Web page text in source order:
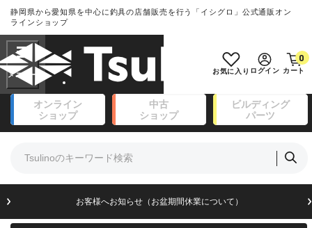
静岡県から愛知県を中心に釣具の店舗販売を行う「イシグロ」公式通販オン
ラインショップ
お気に入り ログイン カート
0
オンライン
ショップ
中古
ショップ
ビルディング
パーツ
お客様へお知らせ（お盆期間休業について）
フリーワード
商品カテゴリ
リール・カスタムパーツ(14)
フィッシングアパレル(174)
ライン・ハリス・道糸(8)
ランクとは？
良
SA
新古品（メーカー問屋から仕入
れた未使用品）
※店頭展示時の置き傷が付いている
ものも含む
傷が極めて少ない極上品